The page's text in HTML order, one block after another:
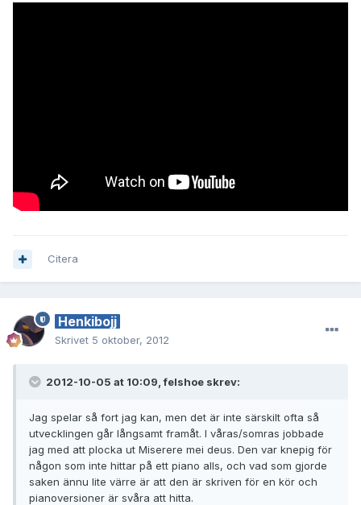
Citera
Henkibojj
Skrivet 5 oktober, 2012
2012-10-05 at 10:09, felshoe skrev:
Jag spelar så fort jag kan, men det är inte särskilt ofta så
utvecklingen går långsamt framåt. I våras/somras jobbade
jag med att plocka ut Miserere mei deus. Den var knepig för
någon som inte hittar på ett piano alls, och vad som gjorde
saken ännu lite värre är att den är skriven för en kör och
pianoversioner är svåra att hitta.